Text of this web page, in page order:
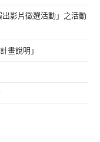
影片徵選活動」之活動
畫說明」